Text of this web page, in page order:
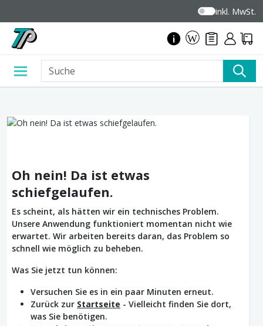
inkl. MwSt.
Oh nein! Da ist etwas
schiefgelaufen.
Es scheint, als hätten wir ein technisches Problem.
Unsere Anwendung funktioniert momentan nicht wie
erwartet. Wir arbeiten bereits daran, das Problem so
schnell wie möglich zu beheben.
Was Sie jetzt tun können:
Versuchen Sie es in ein paar Minuten erneut.
Zurück zur Startseite - Vielleicht finden Sie dort,
was Sie benötigen.